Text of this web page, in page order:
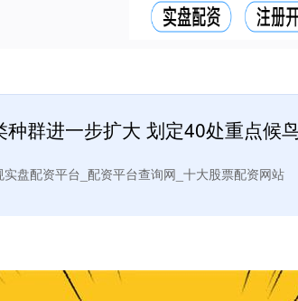
群进一步扩大 划定40处重点候
盘配资平台_配资平台查询网_十大股票配资网站